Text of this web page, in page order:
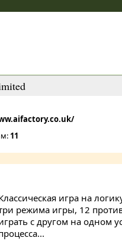
11
игра на
режима игры, 12
с другом на одном